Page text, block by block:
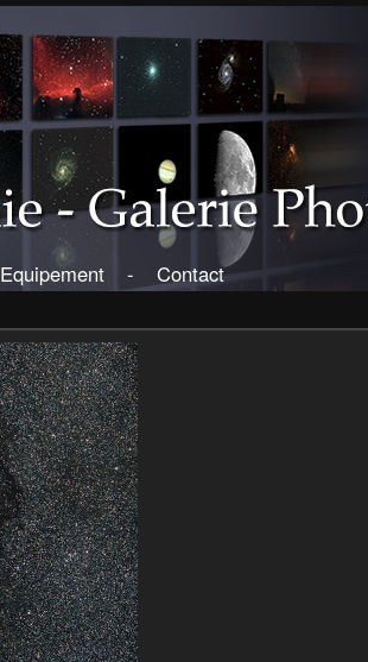
Equipement - Contact